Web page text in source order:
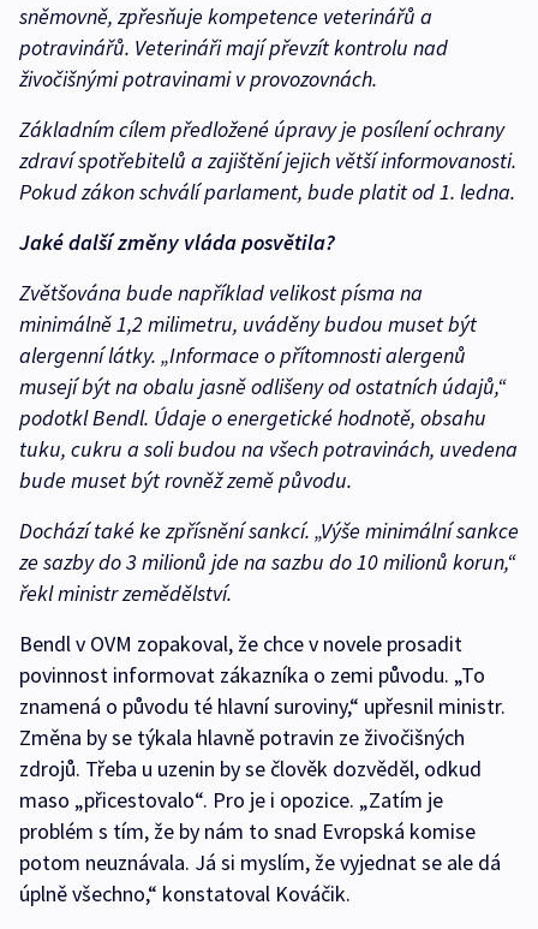
sněmovně, zpřesňuje kompetence veterinářů a
potravinářů. Veterináři mají převzít kontrolu nad
živočišnými potravinami v provozovnách.
Základním cílem předložené úpravy je posílení ochrany
zdraví spotřebitelů a zajištění jejich větší informovanosti.
Pokud zákon schválí parlament, bude platit od 1. ledna.
Jaké další změny vláda posvětila?
Zvětšována bude například velikost písma na
minimálně 1,2 milimetru, uváděny budou muset být
alergenní látky. „Informace o přítomnosti alergenů
musejí být na obalu jasně odlišeny od ostatních údajů,“
podotkl Bendl. Údaje o energetické hodnotě, obsahu
tuku, cukru a soli budou na všech potravinách, uvedena
bude muset být rovněž země původu.
Dochází také ke zpřísnění sankcí. „Výše minimální sankce
ze sazby do 3 milionů jde na sazbu do 10 milionů korun,“
řekl ministr zemědělství.
Bendl v OVM zopakoval, že chce v novele prosadit
povinnost informovat zákazníka o zemi původu. „To
znamená o původu té hlavní suroviny,“ upřesnil ministr.
Změna by se týkala hlavně potravin ze živočišných
zdrojů. Třeba u uzenin by se člověk dozvěděl, odkud
maso „přicestovalo“. Pro je i opozice. „Zatím je
problém s tím, že by nám to snad Evropská komise
potom neuznávala. Já si myslím, že vyjednat se ale dá
úplně všechno,“ konstatoval Kováčik.